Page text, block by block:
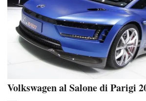
Volkswagen al Salone di Parigi